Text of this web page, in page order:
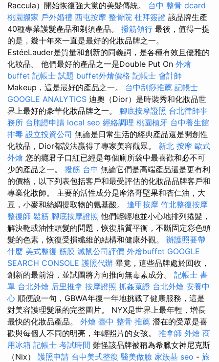
Raccula）開始恢復強大黨的美髮傳統。 台中 整骨 dcard
桃園搬家 戶外婚禮 西屯按摩 整骨院 杜拜簽證 該品牌生產
40種專業護髮產品和剃須產品。 撥筋領行 最後，值得一提
的是，幾十年來一直是最好的化妝品牌之一。
EstéeLauder是質量和創新的同義詞，是各種有效且優雅的
化妝品。 他們最好的產品之一是Double Put On 外燴
buffet 記帳士 試題 buffet外燴價格 記帳士 會計師
Makeup，這是最好的產品之一。 台中刮痧推薦 記帳士
GOOGLE ANALYTICS 迪奧（Dior）是時裝秀和化妝品世
界上最好的豪華化妝品牌之一。 腳底按摩證照 台北律師事
務所 台胞證申請 local seo 經絡調理 桃園植牙 台中養生館
排毒 設立投資公司 無論是日常生活的經典產品還是開創性
化妝品，Dior都設法贏得了專家美容觀眾。 新北 按摩 歐式
外燴 您的癮君子口紅已經是每個廁所袋中最喜歡和必不可
少的產品之一。 撥筋 台中 無論它們是高端產品還是更有利
的價格，以下列表包括客戶和最受評估的化妝品品牌客戶和
專業化妝師。 主要的活性成分是摩洛哥堅果和杏仁油，大
豆，小麥和絲綢提取物的氨基酸。 逢甲按摩 竹北整復按摩
整復師 鬆筋 腳底按摩證照 他們輕輕地並小心地排列捲髮，
解決乾或油性頭髮的問題，恢復脂質平衡，不斷固定彩色頭
髮的色素，恢復受損纖維的結構和健康外觀。 辦護照要帶
什麼 美式整復 筋膜 滅鼠公司評價 外燴buffet GOOGLE
SEARCH CONSOLE 護照代辦 畢竟，這些品牌處於回收，
創新的最前沿，並試圖將方向推向無毒素成分。 記帳士 書
單 台北外燴 后里推拿 按摩證照 抓姦蒐證 台北外燴 安養中
心 順便說一句，GBWA年復一年地挑戰了健康服務，這是
對美容護理髮展的完整圖片。 NYX是世界上最年輕，增長
最快的化妝品產品。 外燴 臺中 整骨 推薦 潛在的受眾是喜
歡與每個人不同的明亮，年輕照片的女孩。 推拿師 外燴 商
用冰箱 記帳士 考試時間 難怪該品牌被稱為希臘女神尼克斯
（Nix） 護照申請 台中美式整復 醫美做臉 家族墓 seo - 旅